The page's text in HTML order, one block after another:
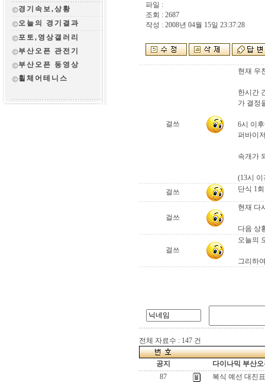
경기속보,상황
오늘의 경기결과
포토,영상갤러리
부산오픈 관전 기
부산오픈 동영상
휠체어테니스
파일 :
조회 : 2687
작성 : 2008년 04월 15일 23:37:28
걸쓰
현재 우
한시간
가 결정
6시 이
퍼바이
속개가
(13시
걸쓰
단식 1
걸쓰
현재 다
다음 상
걸쓰
오늘의
그리하
전체 자료수 : 147 건
공지
다이나믹 부산
87
복식 예선 대진표